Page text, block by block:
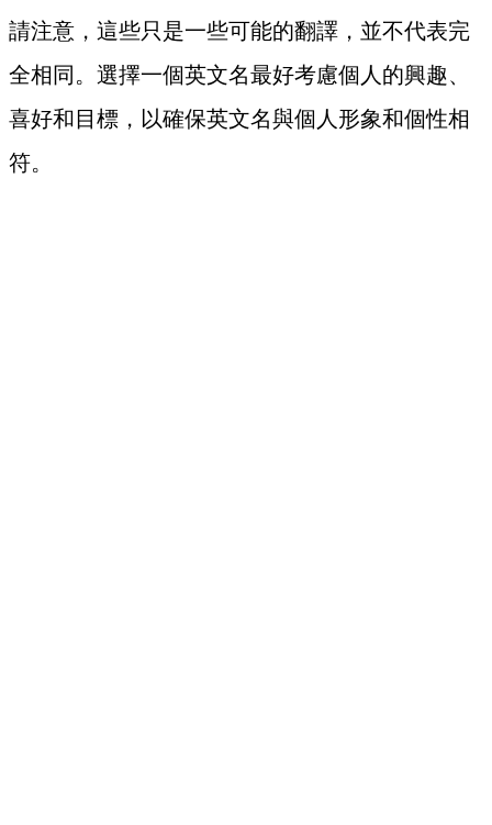
請注意，這些只是一些可能的翻譯，並不代表完
全相同。選擇一個英文名最好考慮個人的興趣、
喜好和目標，以確保英文名與個人形象和個性相
符。